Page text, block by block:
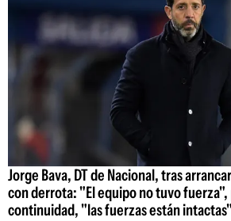
Jorge Bava, DT de Nacional, tras
con derrota: "El equipo no tuvo fuerza",
continuidad, "las fuerzas están intactas"